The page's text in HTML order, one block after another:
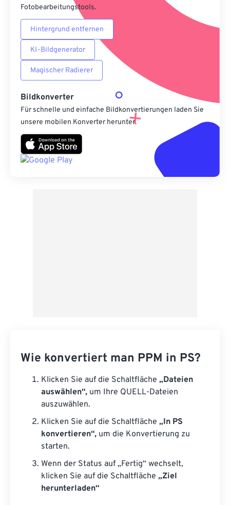
Fotobearbeitungstools.
Hintergrund entfernen
KI-Bildgenerator
Magischer Radierer
Bildkonverter
Für schnelle und einfache Bildkonvertierungen laden Sie
unsere mobilen Konverter herunter.
Wie konvertiert man PPM in PS?
Klicken Sie auf die Schaltfläche „Dateien
auswählen“, um Ihre QUELL-Dateien
auszuwählen.
Klicken Sie auf die Schaltfläche „In PS
konvertieren“, um die Konvertierung zu
starten.
Wenn der Status auf „Fertig“ wechselt,
klicken Sie auf die Schaltfläche „Ziel
herunterladen“